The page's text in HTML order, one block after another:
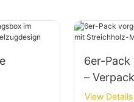
mit
6er-
–
View Details